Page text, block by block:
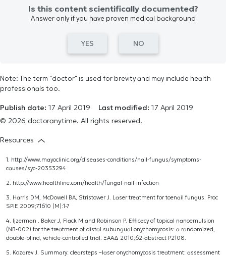
Is this content scientifically documented?
Answer only if you have proven medical background
YES NO
Note: The term "doctor" is used for brevity and may include health
professionals too.
Publish date: 17 April 2019 Last modified: 17 April 2019
© 2026 doctoranytime. All rights reserved.
Resources
1. http://www.mayoclinic.org/diseases-conditions/nail-fungus/symptoms-
causes/syc-20353294
2. http://www.healthline.com/health/fungal-nail-infection
3. Harris DM, McDowell BA, Stristower J. Laser treatment for toenail fungus. Proc
SPIE 2009;71610 (M):1-7
4. Ijzerman . Baker J, Flack M and Robinson P. Efficacy of topical nanoemulsion
(NB-002) for the treatment of distal subungual onychomycosis: a randomized,
double-blind, vehicle-controlled trial. ΞΑΑΔ 2010;62-abstract P2108.
5. Kozarev J. Summary: clearsteps –laser onychomycosis treatment: assessment